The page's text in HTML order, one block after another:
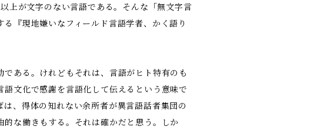
上が文字のない言語である。そんな「無文字言
『現地嫌いなフィールド言語学者、かく語り
ある。けれどもそれは、言語がヒト特有のも
文化で感謝を言語化して伝えるという意味で
、得体の知れない余所者が異言語話者集団の
な働きもする。それは確かだと思う。しか